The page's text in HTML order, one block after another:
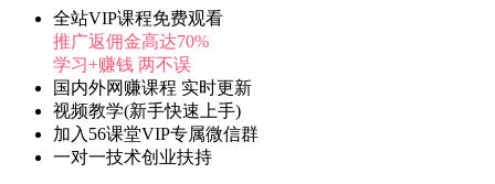
全站VIP课程免费观看
推广返佣金高达70%
学习+赚钱 两不误
国内外网赚课程 实时更新
视频教学(新手快速上手)
加入56课堂VIP专属微信群
一对一技术创业扶持